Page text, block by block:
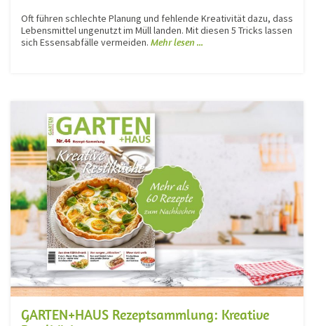
Oft führen schlechte Planung und fehlende Kreativität dazu, dass
Lebensmittel ungenutzt im Müll landen. Mit diesen 5 Tricks lassen
sich Essensabfälle vermeiden. Mehr lesen ...
GARTEN+HAUS Rezeptsammlung: Kreative